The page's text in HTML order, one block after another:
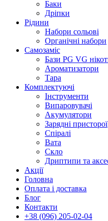
Баки
Дріпки
Рідини
Набори сольові
Органічні набори
Самозаміс
Бази PG VG
Ароматизатори
Тара
Комплектуючі
Інструменти
Випаровувачі
Акумулятори
Зарядні присторої
Спіралі
Вата
Скло
Дриптипи та
Акції
Головна
Оплата і доставка
Блог
Контакти
+38 (096) 205-02-04